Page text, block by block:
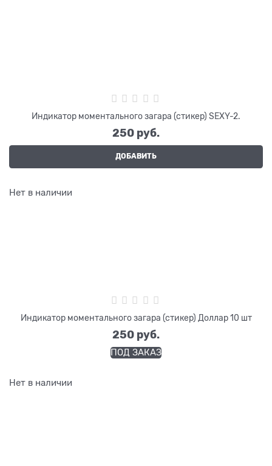
Индикатор моментального загара (стикер) SEXY-2.
250 руб.
ДОБАВИТЬ
Нет в наличии
Индикатор моментального загара (стикер) Доллар 10 шт
250 руб.
ПОД ЗАКАЗ
Нет в наличии